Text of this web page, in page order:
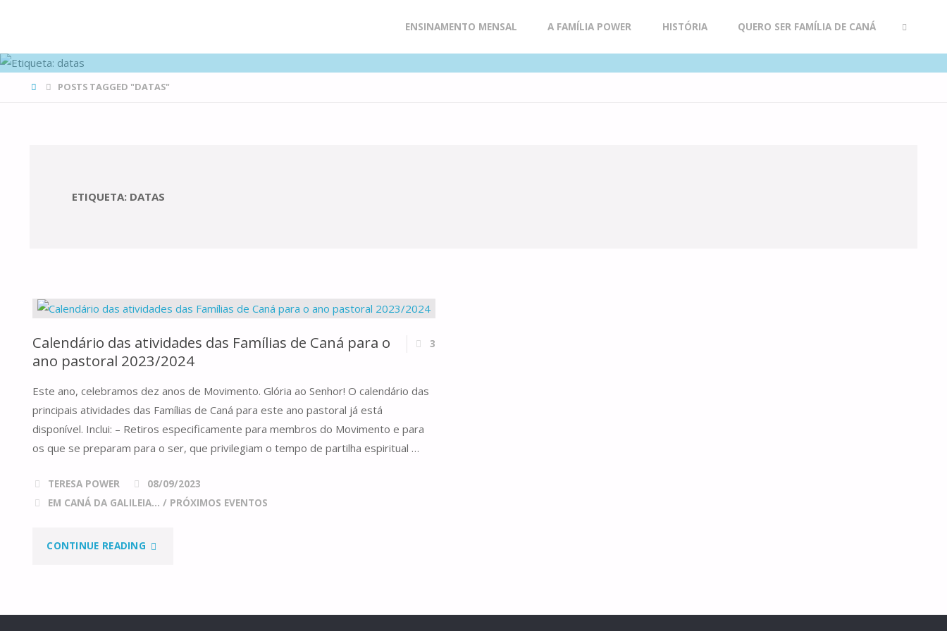
to
ENSINAMENTO MENSAL A FAMÍLIA POWER HISTÓRIA QUERO SER FAMÍLIA DE CANÁ
HOMEPOSTS TAGGED "DATAS"
ETIQUETA: DATAS
Calendário das atividades das Famílias de Caná para o
ano pastoral 2023/2024
3
Este ano, celebramos dez anos de Movimento. Glória ao Senhor! O calendário das
principais atividades das Famílias de Caná para este ano pastoral já está
disponível. Inclui: – Retiros especificamente para membros do Movimento e para
os que se preparam para o ser, que privilegiam o tempo de partilha espiritual …
TERESA POWER
08/09/2023
EM CANÁ DA GALILEIA... / PRÓXIMOS EVENTOS
CONTINUE READING "CALENDÁRIO